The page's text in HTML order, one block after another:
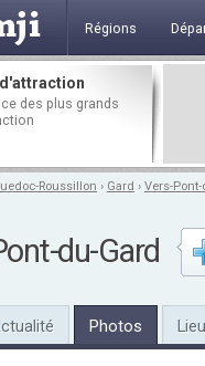
Régions
des plus grands
Roussillon › Gard › Vers-
du-Gard
Photos